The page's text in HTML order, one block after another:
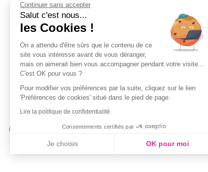
Retours et remboursements
Suivi de commande
Livraisons
Guide des tailles
Politique de confidentialité
Conditions générales d’utilisation
de la Carte de Fidélité
Continuer sans accepter
Salut c'est nous...
les Cookies !
On a attendu d'être sûrs que le contenu de ce
site vous intéresse avant de vous déranger,
mais on aimerait bien vous accompagner pendant votre visite...
C'est OK pour vous ?
Pour modifier vos préférences par la suite, cliquez sur le lien
'Préférences de cookies' situé dans le pied de page.
Lire la politique de confidentialité
Consentements certifiés par
Je choisis OK pour moi